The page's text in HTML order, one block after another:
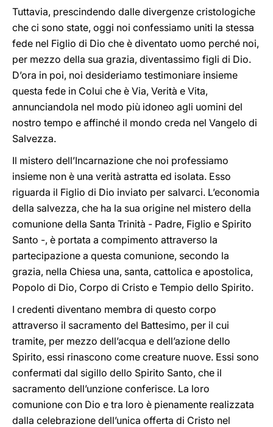
Tuttavia, prescindendo dalle divergenze cristologiche
che ci sono state, oggi noi confessiamo uniti la stessa
fede nel Figlio di Dio che è diventato uomo perché noi,
per mezzo della sua grazia, diventassimo figli di Dio.
D’ora in poi, noi desideriamo testimoniare insieme
questa fede in Colui che è Via, Verità e Vita,
annunciandola nel modo più idoneo agli uomini del
nostro tempo e affinché il mondo creda nel Vangelo di
Salvezza.
Il mistero dell’Incarnazione che noi professiamo
insieme non è una verità astratta ed isolata. Esso
riguarda il Figlio di Dio inviato per salvarci. L’economia
della salvezza, che ha la sua origine nel mistero della
comunione della Santa Trinità - Padre, Figlio e Spirito
Santo -, è portata a compimento attraverso la
partecipazione a questa comunione, secondo la
grazia, nella Chiesa una, santa, cattolica e apostolica,
Popolo di Dio, Corpo di Cristo e Tempio dello Spirito.
I credenti diventano membra di questo corpo
attraverso il sacramento del Battesimo, per il cui
tramite, per mezzo dell’acqua e dell’azione dello
Spirito, essi rinascono come creature nuove. Essi sono
confermati dal sigillo dello Spirito Santo, che il
sacramento dell’unzione conferisce. La loro
comunione con Dio e tra loro è pienamente realizzata
dalla celebrazione dell’unica offerta di Cristo nel